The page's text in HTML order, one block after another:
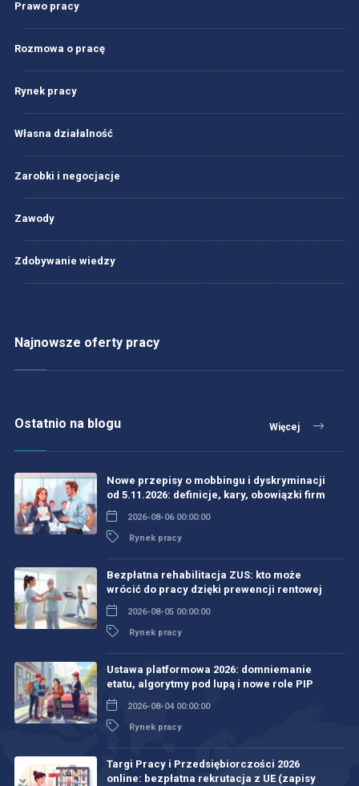
Prawo pracy
Rozmowa o pracę
Rynek pracy
Własna działalność
Zarobki i negocjacje
Zawody
Zdobywanie wiedzy
Najnowsze oferty pracy
Ostatnio na blogu Więcej
Nowe przepisy o mobbingu i dyskryminacji
od 5.11.2026: definicje, kary, obowiązki firm
2026-08-06 00:00:00
Rynek pracy
Bezpłatna rehabilitacja ZUS: kto może
wrócić do pracy dzięki prewencji rentowej
2026-08-05 00:00:00
Rynek pracy
Ustawa platformowa 2026: domniemanie
etatu, algorytmy pod lupą i nowe role PIP
2026-08-04 00:00:00
Rynek pracy
Targi Pracy i Przedsiębiorczości 2026
online: bezpłatna rekrutacja z UE (zapisy